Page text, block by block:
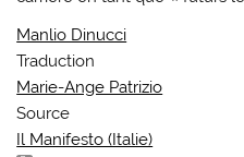
Manlio Dinucci
Traduction
Marie-Ange Patrizio
Source
Il Manifesto (Italie)